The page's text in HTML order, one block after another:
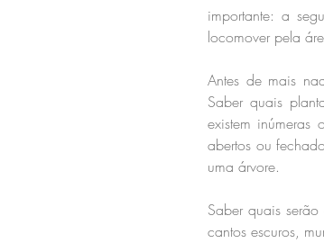
importante: a
locomover pela
Antes de mais
Saber quais
existem
abertos ou
uma árvore.
Saber quais
cantos escuros,